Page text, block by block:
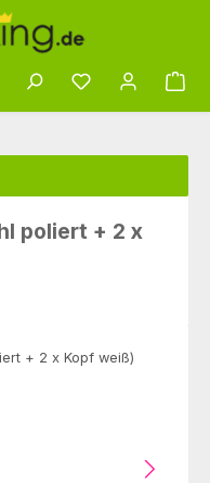
Du hast 0
poliert + 2 x